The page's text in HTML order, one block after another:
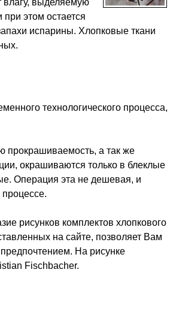
влагу, выделяемую
этом остается
испарины. Хлопковые ткани
технологического процесса,
прокрашиваемость, а так же
окрашиваются только в блеклые
Операция эта не дешевая, и
рисунков комплектов хлопкового
на сайте, позволяет Вам
На рисунке
Fischbacher.